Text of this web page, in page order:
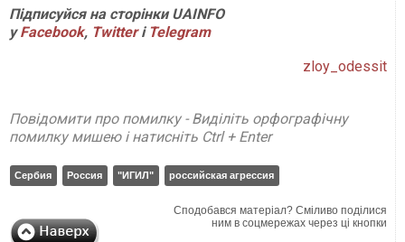
Підписуйся на сторінки UAINFO
уFacebook, Twitter і Telegram
zloy_odessit
Повідомити про помилку - Виділіть орфографічну
помилку мишею і натисніть Ctrl + Enter
Сербия Россия "ИГИЛ" российская агрессия
Сподобався матеріал? Сміливо поділися
ним в соцмережах через ці кнопки